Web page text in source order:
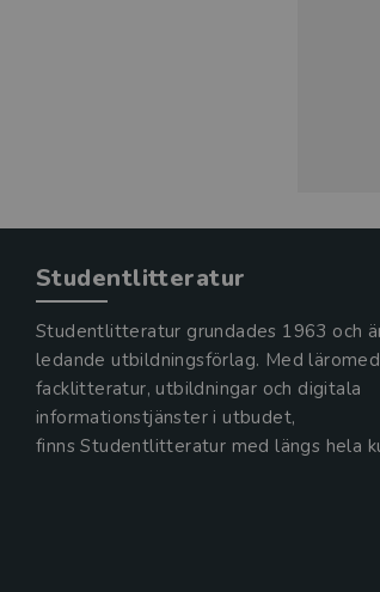
Studentlitteratur
Studentlitteratur grundades 1963 och
ledande utbildningsförlag. Med
facklitteratur, utbildningar och digitala
informationstjänster i utbudet,
finns Studentlitteratur med längs hela